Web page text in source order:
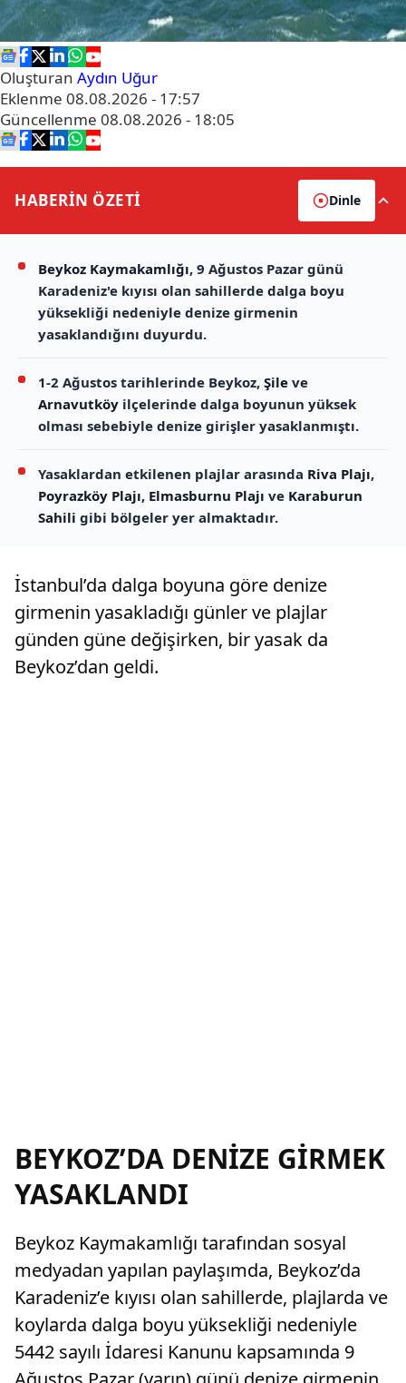
Oluşturan Aydın Uğur
Eklenme 08.08.2026 - 17:57
Güncellenme 08.08.2026 - 18:05
HABERİN ÖZETİ Dinle
Beykoz Kaymakamlığı, 9 Ağustos Pazar günü
Karadeniz'e kıyısı olan sahillerde dalga boyu
yüksekliği nedeniyle denize girmenin
yasaklandığını duyurdu.
1-2 Ağustos tarihlerinde Beykoz, Şile ve
Arnavutköy ilçelerinde dalga boyunun yüksek
olması sebebiyle denize girişler yasaklanmıştı.
Yasaklardan etkilenen plajlar arasında Riva Plajı,
Poyrazköy Plajı, Elmasburnu Plajı ve Karaburun
Sahili gibi bölgeler yer almaktadır.
İstanbul’da dalga boyuna göre denize
girmenin yasakladığı günler ve plajlar
günden güne değişirken, bir yasak da
Beykoz’dan geldi.
BEYKOZ’DA DENİZE GİRMEK
YASAKLANDI
Beykoz Kaymakamlığı tarafından sosyal
medyadan yapılan paylaşımda, Beykoz’da
Karadeniz’e kıyısı olan sahillerde, plajlarda ve
koylarda dalga boyu yüksekliği nedeniyle
5442 sayılı İdaresi Kanunu kapsamında 9